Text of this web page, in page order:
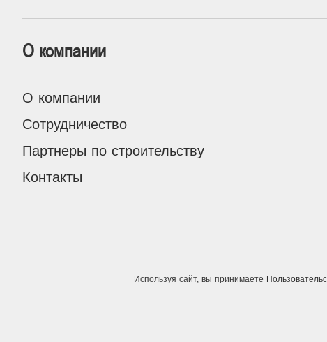
О компании
О компании
Сотрудничество
Партнеры по строительству
Контакты
Используя сайт, вы принимаете